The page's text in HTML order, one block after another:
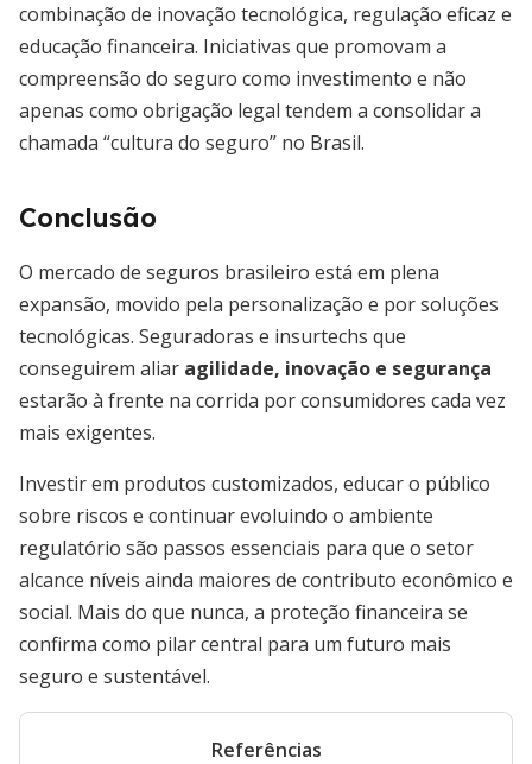
combinação de inovação tecnológica, regulação eficaz e
educação financeira. Iniciativas que promovam a
compreensão do seguro como investimento e não
apenas como obrigação legal tendem a consolidar a
chamada “cultura do seguro” no Brasil.
Conclusão
O mercado de seguros brasileiro está em plena
expansão, movido pela personalização e por soluções
tecnológicas. Seguradoras e insurtechs que
conseguirem aliar agilidade, inovação e segurança
estarão à frente na corrida por consumidores cada vez
mais exigentes.
Investir em produtos customizados, educar o público
sobre riscos e continuar evoluindo o ambiente
regulatório são passos essenciais para que o setor
alcance níveis ainda maiores de contributo econômico e
social. Mais do que nunca, a proteção financeira se
confirma como pilar central para um futuro mais
seguro e sustentável.
Referências